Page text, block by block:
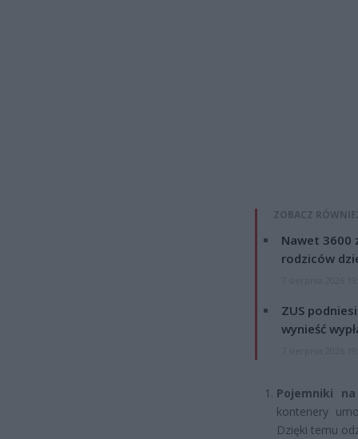
ZOBACZ
Nawet 3600
rodziców
ZUS
wynieść
Pojemniki
kontenery
Dzięki temu